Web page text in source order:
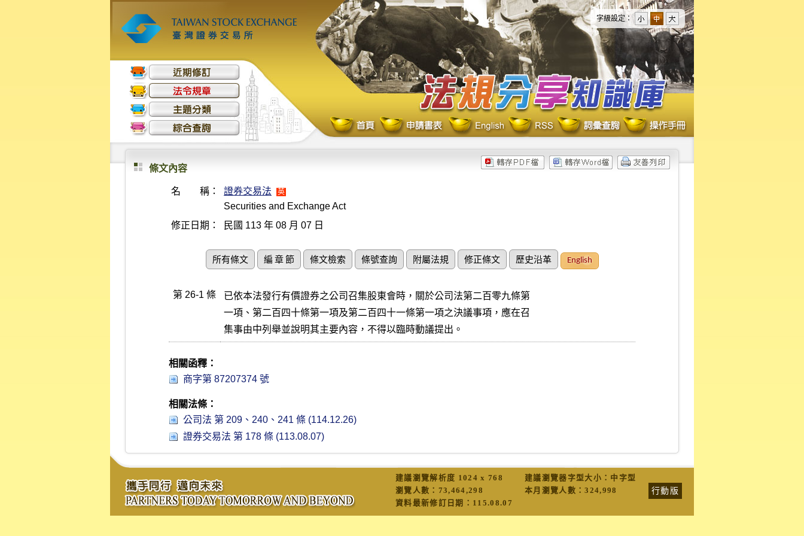
字級設定：
條文內容
名 稱： 證券交易法 英
Securities and Exchange Act
修正日期：
民國 113 年 08 月 07 日
所有條文 編 章 節 條文檢索 條號查詢 附屬法規 修正條文 歷史沿革 English
第 26-1 條
已依本法發行有價證券之公司召集股東會時，關於公司法第二百零九條第
一項、第二百四十條第一項及第二百四十一條第一項之決議事項，應在召
集事由中列舉並說明其主要內容，不得以臨時動議提出。
相關函釋：
商字第 87207374 號
相關法條：
公司法 第 209、240、241 條 (114.12.26)
證券交易法 第 178 條 (113.08.07)
建議瀏覽解析度 1024 x 768 建議瀏覽器字型大小：中字型
行動版
瀏覽人數： 73,464,298 本月瀏覽人數：324,998
資料最新修訂日期： 115.08.07